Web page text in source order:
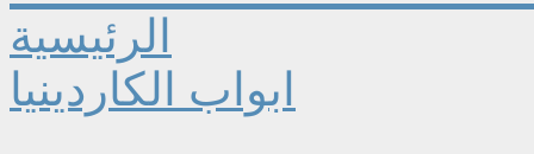
الرئيسية
ابواب الكاردينيا